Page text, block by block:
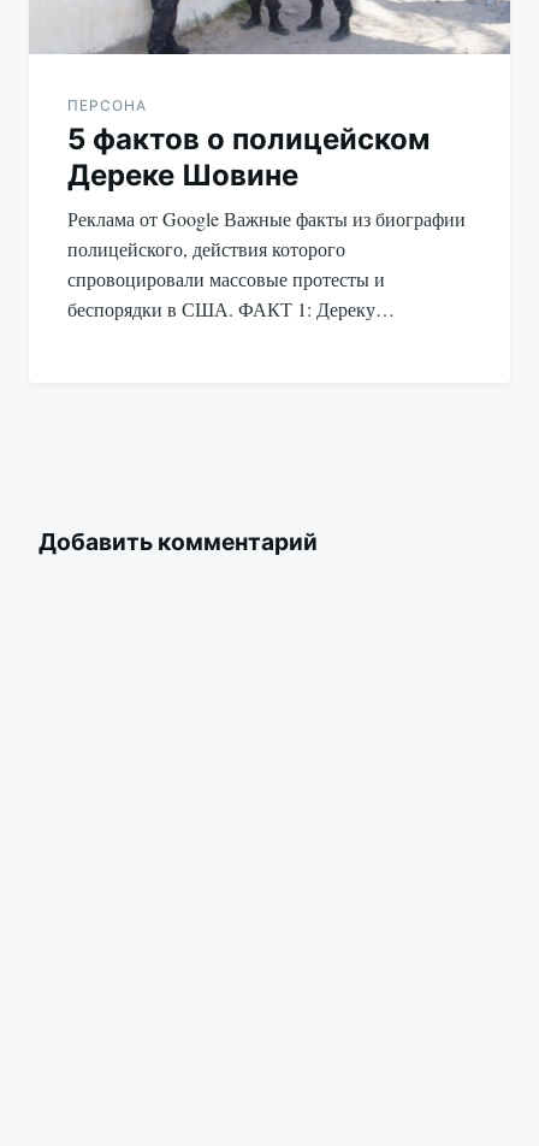
ПЕРСОНА
5 фактов о полицейском
Дереке Шовине
Реклама от Google Важные факты из биографии
полицейского, действия которого
спровоцировали массовые протесты и
беспорядки в США. ФАКТ 1: Дереку…
Добавить комментарий